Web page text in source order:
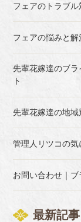
フェアのトラブル
フェアの悩みと解
先輩花嫁達のブ
ト
先輩花嫁達の地
管理人リツコの気
お問い合わせ｜
最新記事